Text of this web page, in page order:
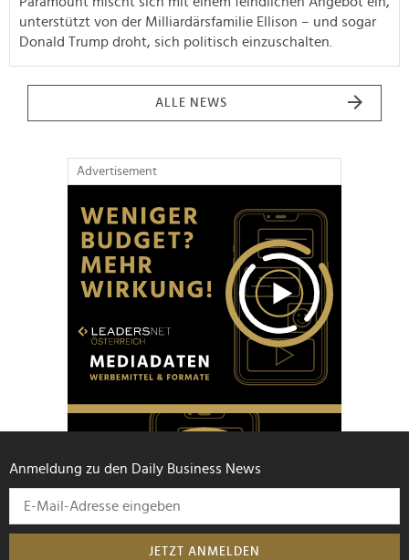
unterstützt von der Milliardärsfamilie Ellison – und sogar
Donald Trump droht, sich politisch einzuschalten.
ALLE NEWS
Advertisement
Anmeldung zu den Daily Business News
JETZT ANMELDEN